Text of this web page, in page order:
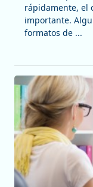
rápidamente, el
importante.
formatos de ...